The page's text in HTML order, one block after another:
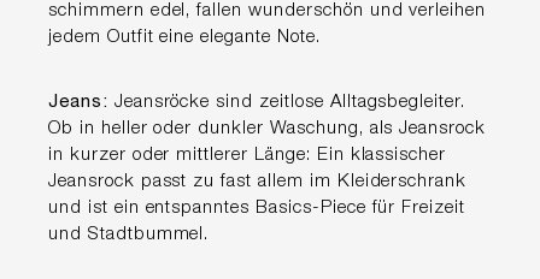
schimmern edel, fallen wunderschön und verleihen
jedem Outfit eine elegante Note.
Jeans: Jeansröcke sind zeitlose Alltagsbegleiter.
Ob in heller oder dunkler Waschung, als Jeansrock
in kurzer oder mittlerer Länge: Ein klassischer
Jeansrock passt zu fast allem im Kleiderschrank
und ist ein entspanntes Basics-Piece für Freizeit
und Stadtbummel.